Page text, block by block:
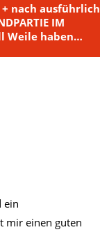
nach
IM
Weile haben…
ein
mir einen guten